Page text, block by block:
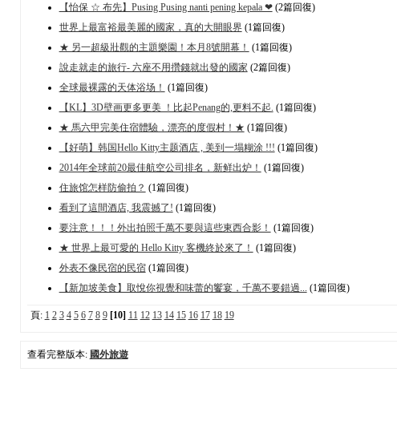
【怡保 ☆ 布先】Pusing Pusing nanti pening kepala ❤(2篇回復)
世界上最富裕最美麗的國家，真的大開眼界(1篇回復)
★ 另一超級壯觀的主題樂園！本月8號開幕！ (1篇回復)
說走就走的旅行- 六座不用攢錢就出發的國家 (2篇回復)
全球最裸露的天体浴场！ (1篇回復)
【KL】3D壁画更多更美 ！比起Penang的,更料不起. (1篇回復)
★ 馬六甲完美住宿體驗，漂亮的度假村！★ (1篇回復)
【好萌】韩国Hello Kitty主题酒店 , 美到一塌糊涂 !!! (1篇回復)
2014年全球前20最佳航空公司排名，新鲜出炉！ (1篇回復)
住旅馆怎样防偷拍？ (1篇回復)
看到了這間酒店, 我震撼了! (1篇回復)
要注意！！！外出拍照千萬不要與這些東西合影！ (1篇回復)
★ 世界上最可愛的 Hello Kitty 客機終於來了！ (1篇回復)
外表不像民宿的民宿(1篇回復)
【新加坡美食】取悅你視覺和味蕾的饗宴，千萬不要錯過... (1篇回復)
頁: 1 2 3 4 5 6 7 8 9 [10] 11 12 13 14 15 16 17 18 19
查看完整版本: 國外旅遊